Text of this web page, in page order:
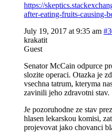
https://
after-eating-fruits-causing-
July 19, 2017 at 9:35 am
krakatit
Guest
Senator McCain odpurce
slozite operaci. Otazka je
vsechna tatrum, kteryma
zavinili jeho zdravotni stav.
Je pozoruhodne ze stav
hlasen lekarskou komisi,
projevovat jako chovanci